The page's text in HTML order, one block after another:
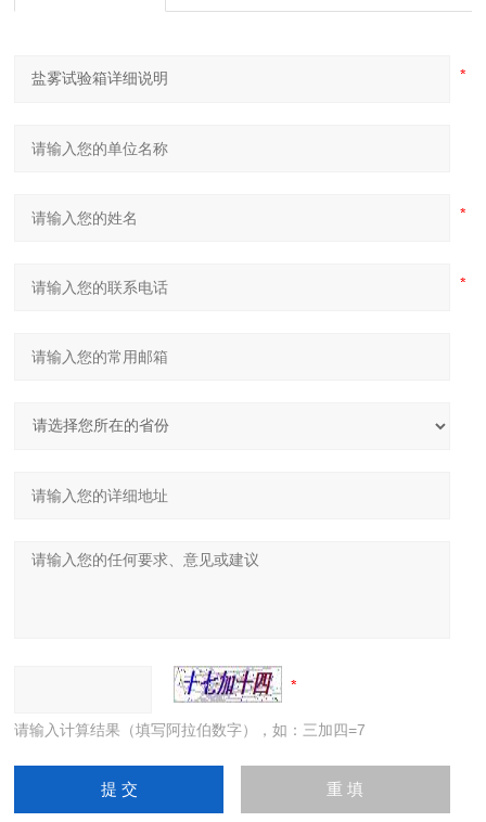
请输入计算结果（填写阿拉伯数字），如：三加四=7